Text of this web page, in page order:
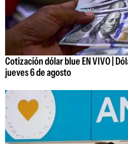
Cotización dólar blue EN VIVO |
jueves 6 de agosto